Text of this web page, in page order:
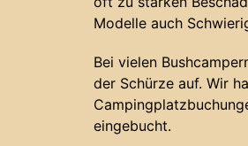
Modelle auch
Bei vielen
der Schürze auf. Wir
eingebucht.